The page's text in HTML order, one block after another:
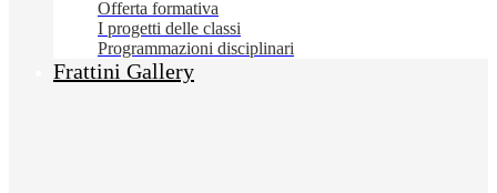
Offerta formativa
I progetti delle classi
Programmazioni disciplinari
Frattini Gallery